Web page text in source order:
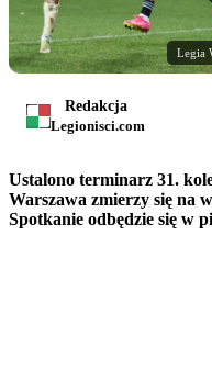
Legia
Redakcja
Legionisci.com
Ustalono terminarz 31.
Warszawa zmierzy się na
Spotkanie odbędzie się w